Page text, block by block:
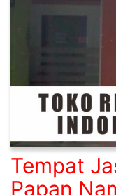
Tempat
Papan